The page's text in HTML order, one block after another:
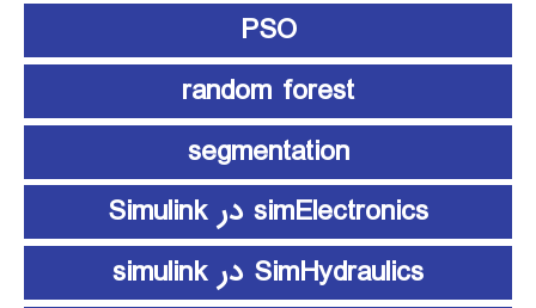
PSO
random forest
segmentation
simElectronics در Simulink
SimHydraulics در simulink